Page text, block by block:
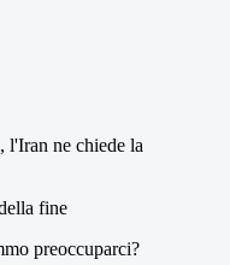
l'Iran ne chiede la
fine
preoccuparci?